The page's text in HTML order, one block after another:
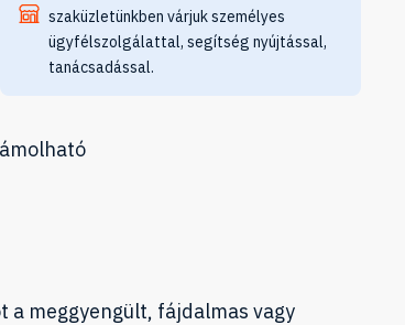
szaküzletünkben várjuk személyes
ügyfélszolgálattal, segítség nyújtással,
tanácsadással.
meggyengült, fájdalmas vagy